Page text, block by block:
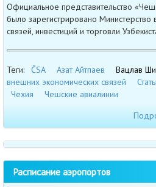
Официальное представительство
было зарегистрировано
связей, инвестиций и торговли
Теги: ČSA Азат Айтпаев Вацлав
внешних экономических связей
Чехия
Чешские авиалинии
Расписание аэропортов